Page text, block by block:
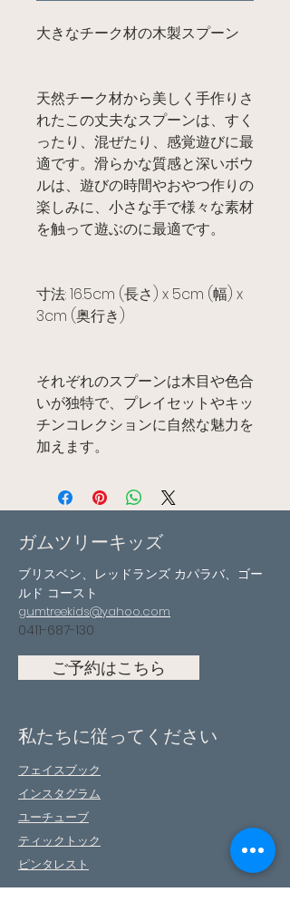
大きなチーク材の木製スプーン
天然チーク材から美しく手作りさ
れたこの丈夫なスプーンは、すく
ったり、混ぜたり、感覚遊びに最
適です。滑らかな質感と深いボウ
ルは、遊びの時間やおやつ作りの
楽しみに、小さな手で様々な素材
を触って遊ぶのに最適です。
寸法: 16.5cm (長さ) x 5cm (幅) x
3cm (奥行き)
それぞれのスプーンは木目や色合
いが独特で、プレイセットやキッ
チンコレクションに自然な魅力を
加えます。
ガムツリーキッズ
ブリスベン、レッドランズ カパラバ、ゴー
ルド コースト
gumtreekids@yahoo.com
0411-687-130
ご予約はこちら
私たちに従ってください
フェイスブック
インスタグラム
ユーチューブ
ティックトック
ピンタレスト